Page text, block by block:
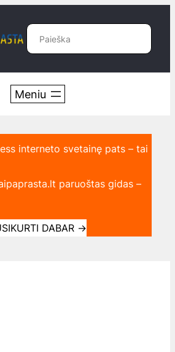
Paieška
interneto svetainę pats – tai
paruoštas gidas –
DABAR →